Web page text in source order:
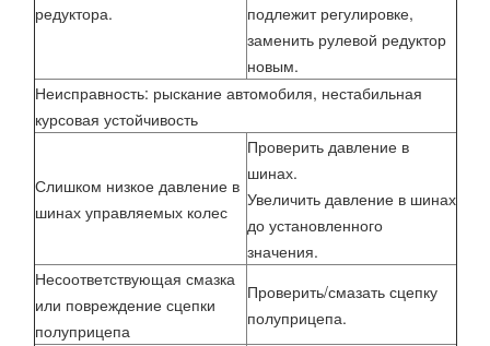
редуктора.
подлежит регулировке,
заменить рулевой редуктор
новым.
Неисправность: рыскание автомобиля, нестабильная
курсовая устойчивость
Слишком низкое давление в
шинах управляемых колес
Проверить давление в
шинах.
Увеличить давление в шинах
до установленного
значения.
Несоответствующая смазка
или повреждение сцепки
полуприцепа
Проверить/смазать сцепку
полуприцепа.